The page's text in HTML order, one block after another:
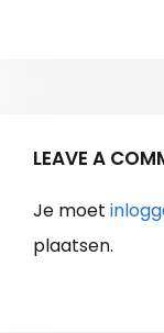
LEAVE A
Je moet
plaatsen.